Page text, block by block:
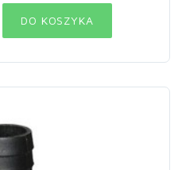
DO KOSZYKA